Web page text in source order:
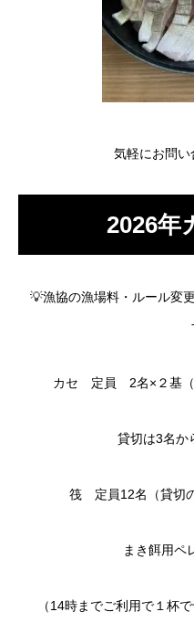
気軽にお問い
2026年
💡漁協の漁場料・ルール変
カセ 定員 2名×２基（
貸切は3名か
筏 定員12名（貸切
まき餌用ペ
（14時までご利用で１杯